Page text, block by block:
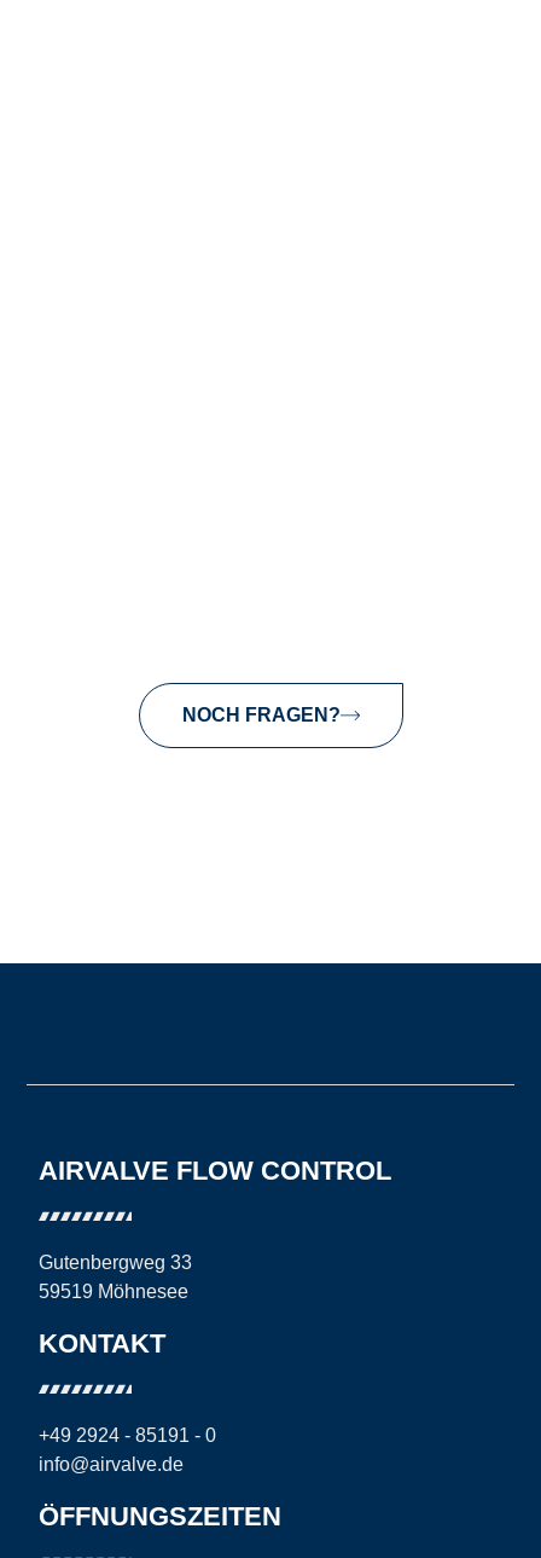
NOCH FRAGEN?
AIRVALVE FLOW CONTROL
Gutenbergweg 33
59519 Möhnesee
KONTAKT
+49 2924 - 85191 - 0
info@airvalve.de
ÖFFNUNGSZEITEN